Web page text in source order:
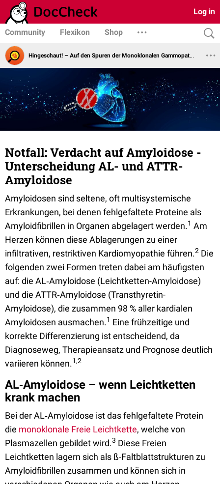
Log in
Community Flexikon Shop
Hingeschaut! – Auf den Spuren der Monoklonalen Gammopathie
Notfall: Verdacht auf Amyloidose -
Unterscheidung AL- und ATTR-
Amyloidose
Amyloidosen sind seltene, oft multisystemische
Erkrankungen, bei denen fehlgefaltete Proteine als
Amyloidfibrillen in Organen abgelagert werden.1 Am
Herzen können diese Ablagerungen zu einer
infiltrativen, restriktiven Kardiomyopathie führen.2 Die
folgenden zwei Formen treten dabei am häufigsten
auf: die AL‑Amyloidose (Leichtketten-Amyloidose)
und die ATTR‑Amyloidose (Transthyretin-
Amyloidose), die zusammen 98 % aller kardialen
Amyloidosen ausmachen.1 Eine frühzeitige und
korrekte Differenzierung ist entscheidend, da
Diagnoseweg, Therapieansatz und Prognose deutlich
variieren können.1,2
AL‑Amyloidose – wenn Leichtketten
krank machen
Bei der AL‑Amyloidose ist das fehlgefaltete Protein
die monoklonale Freie Leichtkette, welche von
Plasmazellen gebildet wird.3 Diese Freien
Leichtketten lagern sich als ß-Faltblattstrukturen zu
Amyloidfibrillen zusammen und können sich in